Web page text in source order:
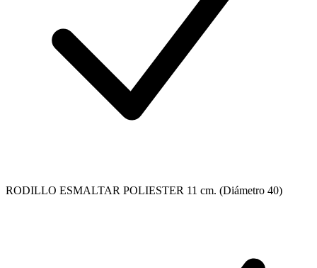
RODILLO ESMALTAR POLIESTER 11 cm. (Diámetro 40)